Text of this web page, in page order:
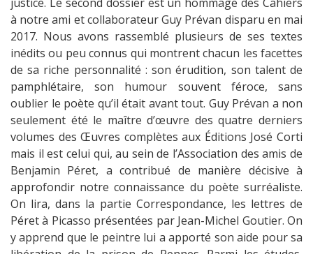
justice. Le second dossier est un hommage des Cahiers
à notre ami et collaborateur Guy Prévan disparu en mai
2017. Nous avons rassemblé plusieurs de ses textes
inédits ou peu connus qui montrent chacun les facettes
de sa riche personnalité : son érudition, son talent de
pamphlétaire, son humour souvent féroce, sans
oublier le poète qu’il était avant tout. Guy Prévan a non
seulement été le maître d’œuvre des quatre derniers
volumes des Œuvres complètes aux Éditions José Corti
mais il est celui qui, au sein de l’Association des amis de
Benjamin Péret, a contribué de manière décisive à
approfondir notre connaissance du poète surréaliste.
On lira, dans la partie Correspondance, les lettres de
Péret à Picasso présentées par Jean-Michel Goutier. On
y apprend que le peintre lui a apporté son aide pour sa